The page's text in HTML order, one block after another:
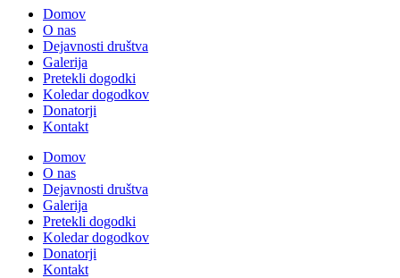
Domov
O nas
Dejavnosti društva
Galerija
Pretekli dogodki
Koledar dogodkov
Donatorji
Kontakt
Domov
O nas
Dejavnosti društva
Galerija
Pretekli dogodki
Koledar dogodkov
Donatorji
Kontakt